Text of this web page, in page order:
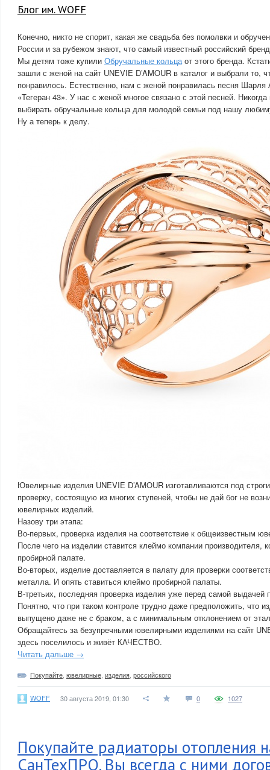
Блог им. WOFF
Конечно, никто не спорит, какая же свадьба без помолвки и
России и за рубежом знают, что самый известный российский
Мы детям тоже купили Обручальные кольцаот этого бренда.
зашли с женой на сайт UNEVIE D’AMOUR в каталог и выбрали то,
понравилось. Естественно, нам с женой понравилась песня
«Тегеран 43». У нас с женой многое связано с этой песней.
выбирать обручальные кольца для молодой семьи под нашу
Ну а теперь к делу.
Ювелирные изделия UNEVIE D’AMOUR изготавливаются под
проверку, состоящую из многих ступеней, чтобы не дай бог не
ювелирных изделий.
Назову три этапа:
Во-первых, проверка изделия на соответствие к общеизвестным
После чего на изделии ставится клеймо компании производителя,
пробирной палате.
Во-вторых, изделие доставляется в палату для проверки
металла. И опять ставиться клеймо пробирной палаты.
В-третьих, последняя проверка изделия уже перед самой выдачей
Понятно, что при таком контроле трудно даже предположить, что
выпущено даже не с браком, а с минимальным отклонением от
Обращайтесь за безупречными ювелирными изделиями на сайт
здесь поселилось и живёт КАЧЕСТВО.
Читать дальше →
Покупайте ювелирные изделия российского
WOFF 30 августа 2019, 01:30 0 1027
Покупайте радиаторы отопления
СанТехПРО. Вы всегда с ними